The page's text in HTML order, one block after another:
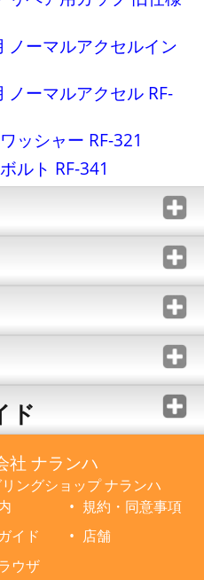
ノーマルアクセルイン
ノーマルアクセル RF-
ッシャー RF-321
ルト RF-341
ド
社 ナランハ
ングショップ ナランハ
規約・同意事項
イド
店舗
ウザ